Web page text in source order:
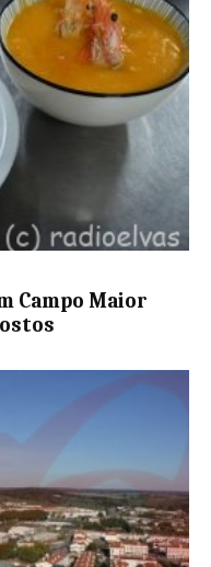
Campo Maior